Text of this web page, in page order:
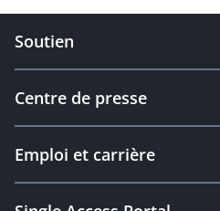
Soutien
Centre de presse
Emploi et carrière